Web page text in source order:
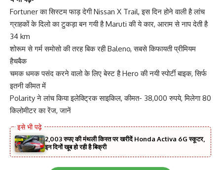
Fortuner का सिस्टम फाड़ देगी Nissan X Trail, इस दिन होने वाली है लांच
ग्राहकों के दिलो का टुकड़ा बन गयी है Maruti की ये कार, आराम से नाप देती है
34 km
शोरूम से गर्म समोसो की तरह बिक रही Baleno, सबसे किफायती प्रीमियम
हैचबैक
चमक धमक पसंद करने वालो के लिए बेस्ट है Hero की नयी स्पोर्टी बाइक, सिर्फ
इतनी कीमत में
Polarity ने लांच किया इलेक्ट्रिक साइकिल, कीमत- 38,000 रुपये, मिलेगा 80
किलोमीटर का रेंज, जानें
2,003 रुपए की मंथली किस्त पर खरीदें Honda Activa 6G स्कूटर,
इन दिनों खूब हो रही है बिक्री